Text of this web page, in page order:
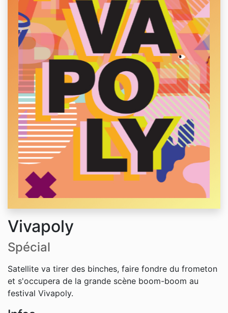
Vivapoly
Spécial
Satellite va tirer des binches, faire fondre du frometon
et s'occupera de la grande scène boom-boom au
festival Vivapoly.